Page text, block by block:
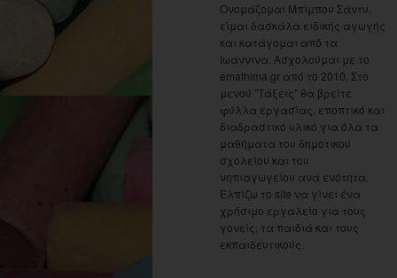
Ονομάζομαι Μπίμπου Σάντυ,
είμαι δασκάλα ειδικής αγωγής
και κατάγομαι από τα
Ιωάννινα. Ασχολούμαι με το
emathima.gr από το 2010. Στο
μενού "Τάξεις" θα βρείτε
φύλλα εργασίας, εποπτικό και
διαδραστικό υλικό για όλα τα
μαθήματα του δημοτικού
σχολείου και του
νηπιαγωγείου ανά ενότητα.
Ελπίζω το site να γίνει ένα
χρήσιμο εργαλείο για τους
γονείς, τα παιδιά και τους
εκπαιδευτικούς.